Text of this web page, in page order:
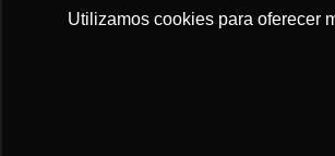
Utilizamos cookies para oferecer
Todos os direitos